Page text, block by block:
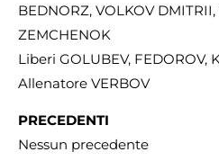
BEDNORZ, VOLKOV
ZEMCHENOK
Liberi GOLUBEV, FEDOROV,
Allenatore VERBOV
PRECEDENTI
Nessun precedente